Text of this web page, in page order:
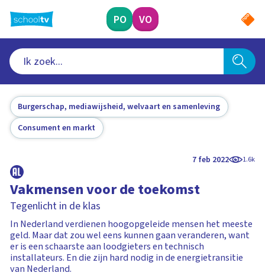
naar
hoofdinhoud
PO VO
Burgerschap, mediawijsheid, welvaart en samenleving
Consument en markt
7 feb 2022 1.6k
Vakmensen voor de toekomst
Tegenlicht in de klas
In Nederland verdienen hoogopgeleide mensen het meeste
geld. Maar dat zou wel eens kunnen gaan veranderen, want
er is een schaarste aan loodgieters en technisch
installateurs. En die zijn hard nodig in de energietransitie
van Nederland.